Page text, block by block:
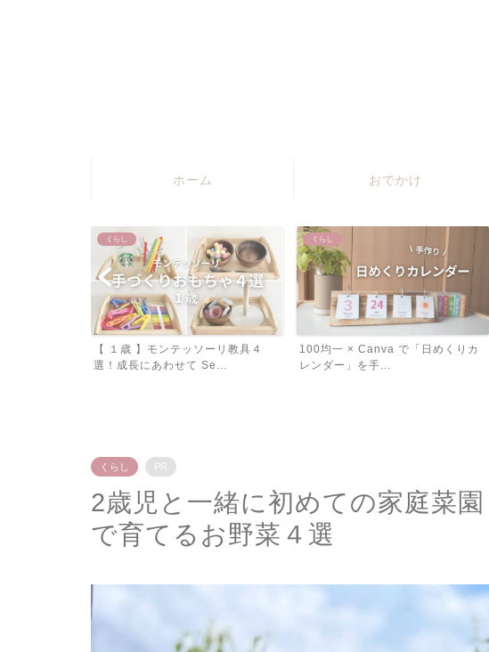
ホーム おでかけ
くらし
100均一 × Canva で「日めくりカ
レンダー」を手...
くらし
【 工作 】ダイソーのシールと包装
紙を使って「桜のちぎり...
くらし PR
2歳児と一緒に初めての家庭菜
で育てるお野菜４選